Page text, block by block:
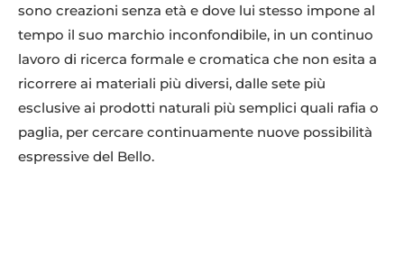
sono creazioni senza età e dove lui stesso impone al
tempo il suo marchio inconfondibile, in un continuo
lavoro di ricerca formale e cromatica che non esita a
ricorrere ai materiali più diversi, dalle sete più
esclusive ai prodotti naturali più semplici quali rafia o
paglia, per cercare continuamente nuove possibilità
espressive del Bello.